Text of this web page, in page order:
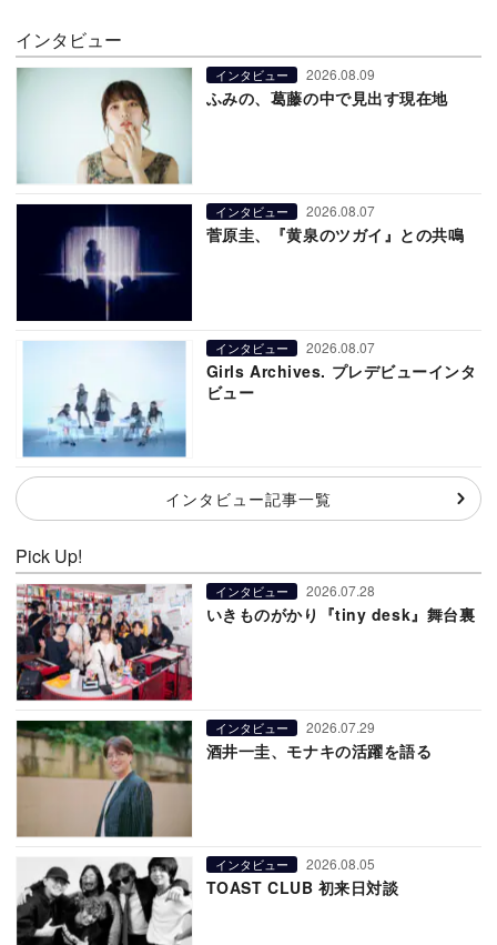
インタビュー
インタビュー 2026.08.09
ふみの、葛藤の中で見出す現在地
インタビュー 2026.08.07
菅原圭、『黄泉のツガイ』との共鳴
インタビュー 2026.08.07
Girls Archives. プレデビューインタ
ビュー
インタビュー記事一覧
Pick Up!
インタビュー 2026.07.28
いきものがかり『tiny desk』舞台裏
インタビュー 2026.07.29
酒井一圭、モナキの活躍を語る
インタビュー 2026.08.05
TOAST CLUB 初来日対談